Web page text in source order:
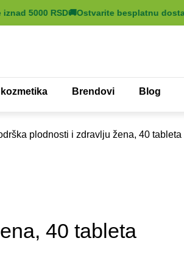
5000 RSD🚚Ostvarite besplatnu
Brendovi Blog
plodnosti i zdravlju žena, 40 tableta
40 tableta